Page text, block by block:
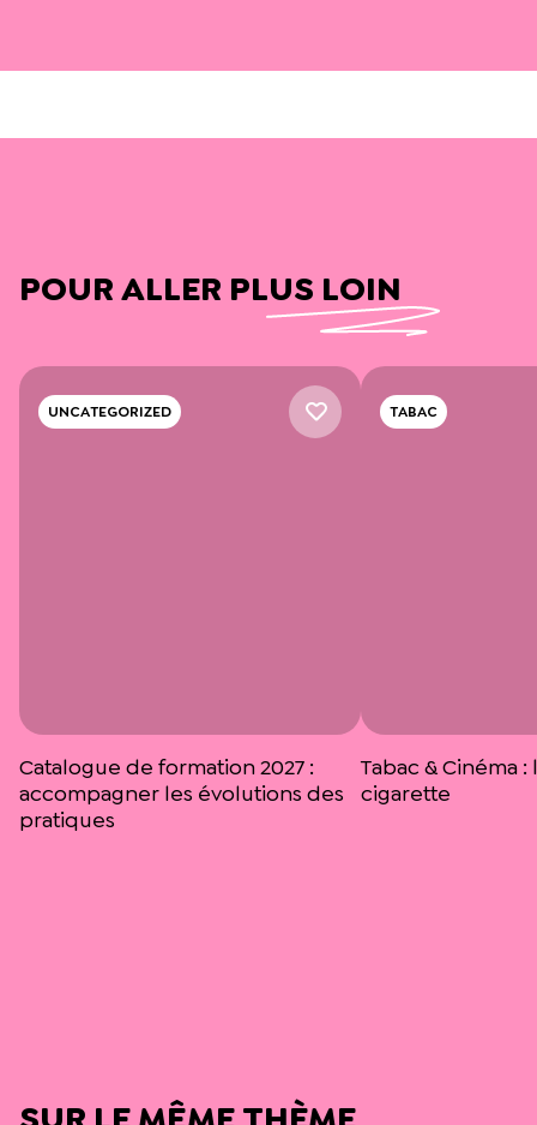
POUR ALLER PLUS LOIN
UNCATEGORIZED
Catalogue de formation 2027 :
accompagner les évolutions des
pratiques
TABAC
Tabac & Cinéma
cigarette